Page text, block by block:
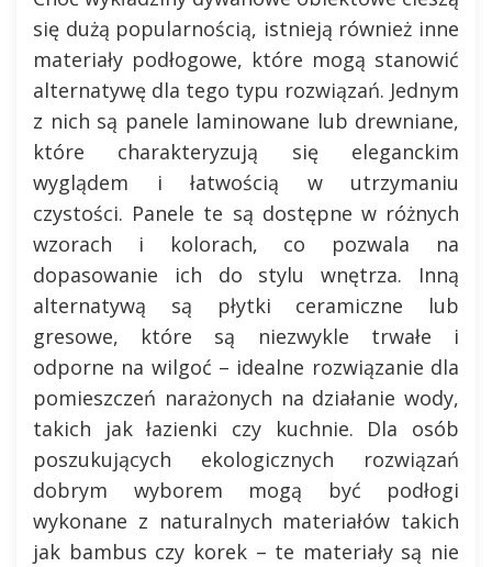
się dużą popularnością, istnieją również inne
materiały podłogowe, które mogą stanowić
alternatywę dla tego typu rozwiązań. Jednym
z nich są panele laminowane lub drewniane,
które charakteryzują się eleganckim
wyglądem i łatwością w utrzymaniu
czystości. Panele te są dostępne w różnych
wzorach i kolorach, co pozwala na
dopasowanie ich do stylu wnętrza. Inną
alternatywą są płytki ceramiczne lub
gresowe, które są niezwykle trwałe i
odporne na wilgoć – idealne rozwiązanie dla
pomieszczeń narażonych na działanie wody,
takich jak łazienki czy kuchnie. Dla osób
poszukujących ekologicznych rozwiązań
dobrym wyborem mogą być podłogi
wykonane z naturalnych materiałów takich
jak bambus czy korek – te materiały są nie